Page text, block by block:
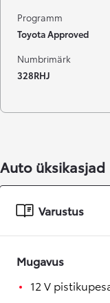
Programm
Toyota Approved
Numbrimärk
328RHJ
Auto üksikasjad
Varustus
Mugavus
12 V